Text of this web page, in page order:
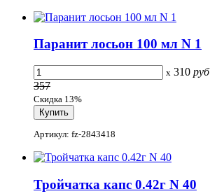
Паранит лосьон 100 мл N 1
x 310 руб
357
Скидка 13%
Артикул: fz-2843418
Тройчатка капс 0.42г N 40